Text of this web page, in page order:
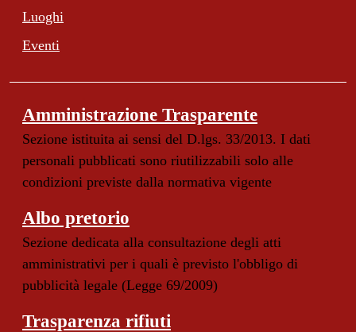
Luoghi
Eventi
Amministrazione Trasparente
Sezione istituita ai sensi del D.lgs. 33/2013. I dati
personali pubblicati sono riutilizzabili solo alle
condizioni previste dalla normativa vigente
Albo pretorio
Sezione dedicata alla consultazione degli atti
amministrativi per i quali è previsto l'obbligo di
pubblicità legale (Legge 69/2009)
Trasparenza rifiuti